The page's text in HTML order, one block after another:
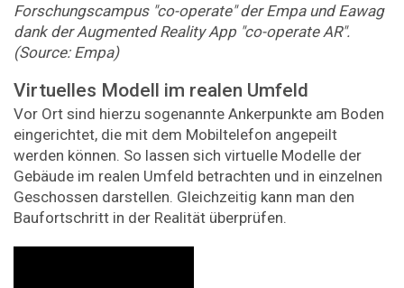
Forschungscampus "co-operate" der Empa und Eawag
dank der Augmented Reality App "co-operate AR".
(Source: Empa)
Virtuelles Modell im realen Umfeld
Vor Ort sind hierzu sogenannte Ankerpunkte am Boden
eingerichtet, die mit dem Mobiltelefon angepeilt
werden können. So lassen sich virtuelle Modelle der
Gebäude im realen Umfeld betrachten und in einzelnen
Geschossen darstellen. Gleichzeitig kann man den
Baufortschritt in der Realität überprüfen.